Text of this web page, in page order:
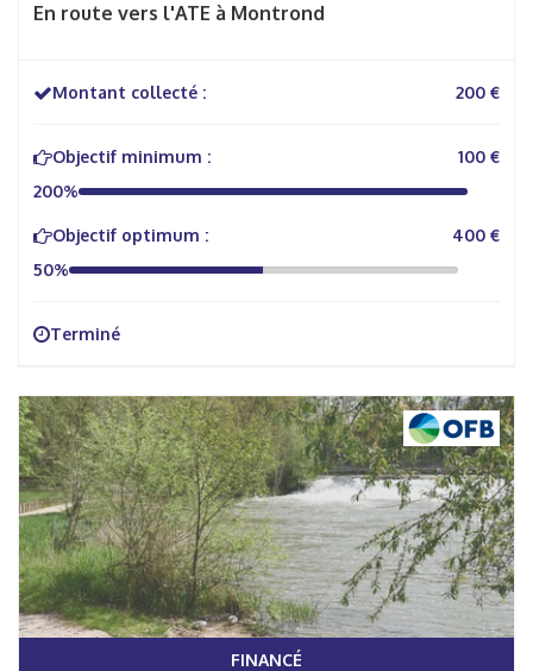
En route vers l'ATE à Montrond
Montant collecté : 200 €
Objectif minimum :
100 €
200%
Objectif optimum :
400 €
50%
Terminé
FINANCÉ